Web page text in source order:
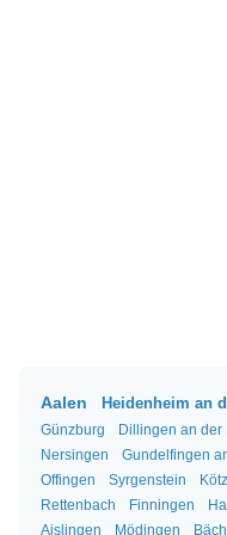
Aalen Heidenheim an
Günzburg Dillingen an der
Nersingen
Gundelfingen
Offingen
Syrgenstein Kötz
Rettenbach
Finningen
Aislingen
Mödingen